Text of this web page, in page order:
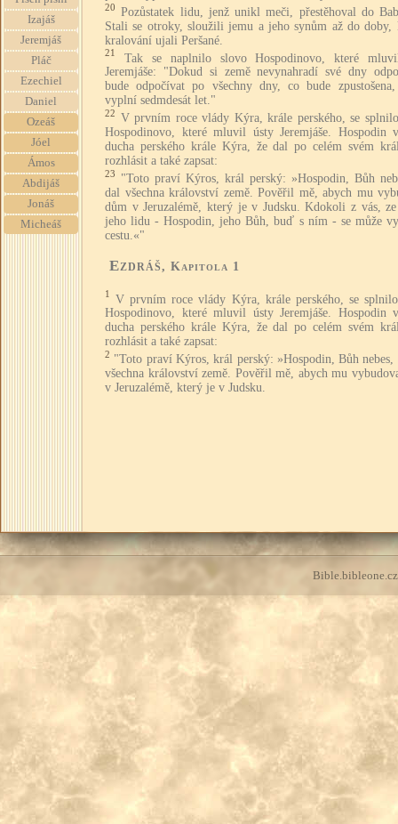
Izajáš
Jeremjáš
Pláč
Ezechiel
Daniel
Ozeáš
Jóel
Ámos
Abdijáš
Jonáš
Micheáš
20
Pozůstatek lidu, jenž unikl meči, přestěhoval do
Stali se otroky, sloužili jemu a jeho synům až do doby,
kralování ujali Peršané.
21
Tak se naplnilo slovo Hospodinovo, které
Jeremjáše: "Dokud si země nevynahradí své dny
bude odpočívat po všechny dny, co bude
vyplní sedmdesát let."
22 V prvním roce vlády Kýra, krále perského, se
Hospodinovo, které mluvil ústy Jeremjáše. Hospodin
ducha perského krále Kýra, že dal po celém svém
rozhlásit a také zapsat:
23
"Toto praví Kýros, král perský: »Hospodin, Bůh
dal všechna království země. Pověřil mě, abych mu
dům v Jeruzalémě, který je v Judsku. Kdokoli z vás, ze
jeho lidu - Hospodin, jeho Bůh, buď s ním - se může
cestu.«"
Ezdráš, Kapitola 1
1 V prvním roce vlády Kýra, krále perského, se
Hospodinovo, které mluvil ústy Jeremjáše. Hospodin
ducha perského krále Kýra, že dal po celém svém
rozhlásit a také zapsat:
2 "Toto praví Kýros, král perský: »Hospodin, Bůh
všechna království země. Pověřil mě, abych mu
v Jeruzalémě, který je v Judsku.